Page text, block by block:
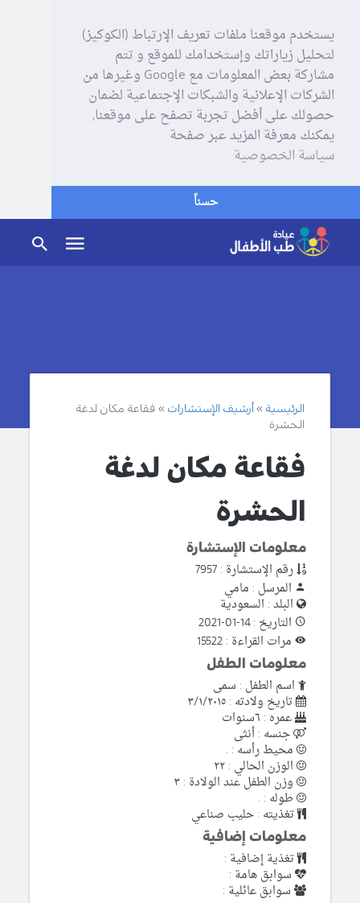
يستخدم موقعنا ملفات تعريف الإرتباط (الكوكيز)
لتحليل زياراتك وإستخدامك للموقع و تتم
مشاركة بعض المعلومات مع Google وغيرها من
الشركات الإعلانية والشبكات الإجتماعية لضمان
حصولك على أفضل تجربة تصفح على موقعنا,
يمكنك معرفة المزيد عبر صفحة
سياسة الخصوصية
حسناً
الرئيسية أرشيف الإستشارات
فقاعة مكان لدغة
الحشرة
فقاعة مكان لدغة
الحشرة
معلومات الإستشارة
رقم الإستشارة : 7957
المرسل : مامي
البلد : السعودية
التاريخ : 14-01-2021
مرات القراءة : 15522
معلومات الطفل
اسم الطفل : سمى
تاريخ ولادته : ٣/١/٢٠١٥
عمره : ٦سنوات
جنسه : أنثى
محيط رأسه : .
الوزن الحالي : ٢٢
وزن الطفل عند الولادة : ٣
طوله : .
تغذيته : حليب صناعي
معلومات إضافية
تغذية إضافية :
سوابق هامة :
سوابق عائلية :